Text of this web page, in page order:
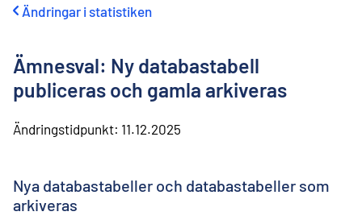
Ändringar i statistiken
Ämnesval: Ny databastabell
publiceras och gamla arkiveras
Ändringstidpunkt: 11.12.2025
Nya databastabeller och databastabeller som
arkiveras